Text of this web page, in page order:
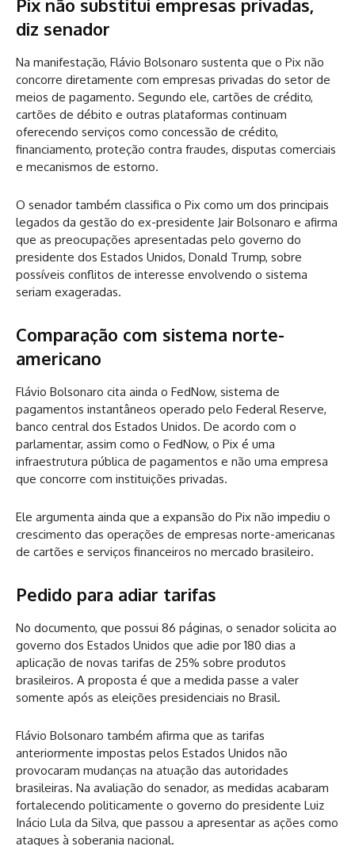
Pix não substitui empresas privadas,
diz senador
Na manifestação, Flávio Bolsonaro sustenta que o Pix não
concorre diretamente com empresas privadas do setor de
meios de pagamento. Segundo ele, cartões de crédito,
cartões de débito e outras plataformas continuam
oferecendo serviços como concessão de crédito,
financiamento, proteção contra fraudes, disputas comerciais
e mecanismos de estorno.
O senador também classifica o Pix como um dos principais
legados da gestão do ex-presidente Jair Bolsonaro e afirma
que as preocupações apresentadas pelo governo do
presidente dos Estados Unidos, Donald Trump, sobre
possíveis conflitos de interesse envolvendo o sistema
seriam exageradas.
Comparação com sistema norte-
americano
Flávio Bolsonaro cita ainda o FedNow, sistema de
pagamentos instantâneos operado pelo Federal Reserve,
banco central dos Estados Unidos. De acordo com o
parlamentar, assim como o FedNow, o Pix é uma
infraestrutura pública de pagamentos e não uma empresa
que concorre com instituições privadas.
Ele argumenta ainda que a expansão do Pix não impediu o
crescimento das operações de empresas norte-americanas
de cartões e serviços financeiros no mercado brasileiro.
Pedido para adiar tarifas
No documento, que possui 86 páginas, o senador solicita ao
governo dos Estados Unidos que adie por 180 dias a
aplicação de novas tarifas de 25% sobre produtos
brasileiros. A proposta é que a medida passe a valer
somente após as eleições presidenciais no Brasil.
Flávio Bolsonaro também afirma que as tarifas
anteriormente impostas pelos Estados Unidos não
provocaram mudanças na atuação das autoridades
brasileiras. Na avaliação do senador, as medidas acabaram
fortalecendo politicamente o governo do presidente Luiz
Inácio Lula da Silva, que passou a apresentar as ações como
ataques à soberania nacional.